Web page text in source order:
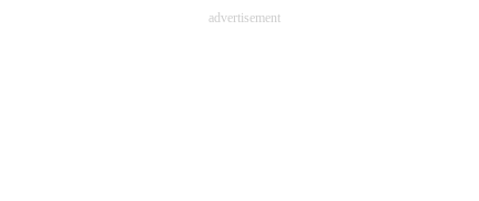
advertisement